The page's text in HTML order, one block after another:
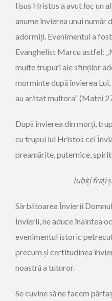
Iisus Hristos a avut loc un
anume învierea unui număr
adormiți. Evenimentul a
Evanghelist Marcu astfel:
multe trupuri ale sfinților
morminte după învierea
au arătat multora” (Matei
După învierea din morți,
cu trupul lui Hristos cel
preamărite, puternice,
Iubiți frați
Sărbătoarea Învierii
Învierii, ne aduce înaintea
evenimentul istoric
precum și certitudinea
noastră a tuturor.
Se cuvine să ne facem